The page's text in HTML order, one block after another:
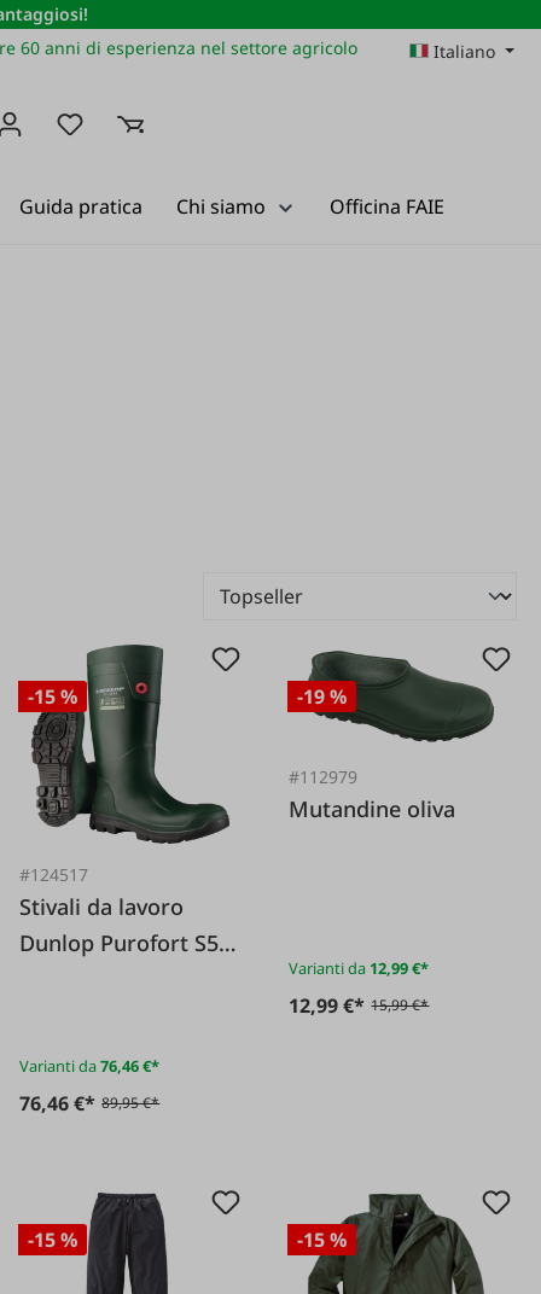
60 anni di esperienza nel settore agricolo Italiano
Hai 0 articoli nella lista dei desideri
Guida pratica Chi siamo Officina FAIE
-15 %
#124517
Stivali da lavoro
Dunlop Purofort S5
Varianti da76,46 €*
76,46 €* 89,95 €*
-19 %
#112979
Mutandine oliva
Varianti da 12,99 €*
12,99 €* 15,99 €*
-15 % -15 %